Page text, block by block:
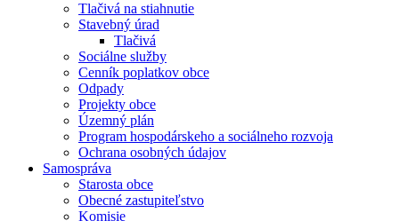
Tlačivá na stiahnutie
Stavebný úrad
Tlačivá
Sociálne služby
Cenník poplatkov obce
Odpady
Projekty obce
Územný plán
Program hospodárskeho a sociálneho rozvoja
Ochrana osobných údajov
Samospráva
Starosta obce
Obecné zastupiteľstvo
Komisie